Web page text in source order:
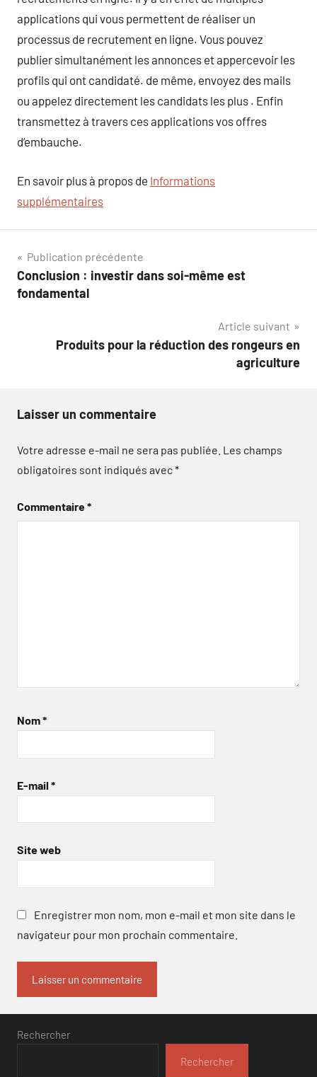
applications qui vous permettent de réaliser un
processus de recrutement en ligne. Vous pouvez
publier simultanément les annonces et appercevoir les
profils qui ont candidaté. de même, envoyez des mails
ou appelez directement les candidats les plus . Enfin
transmettez à travers ces applications vos offres
d’embauche.
En savoir plus à propos de Informations
supplémentaires
Navigation
de
Publication précédente
Conclusion : investir dans soi-même est
fondamental
Article suivant
Produits pour la réduction des rongeurs en
agriculture
Laisser un commentaire
Votre adresse e-mail ne sera pas publiée. Les champs
obligatoires sont indiqués avec*
Commentaire*
Nom*
E-mail *
Site web
Enregistrer mon nom, mon e-mail et mon site dans le
navigateur pour mon prochain commentaire.
Rechercher
Rechercher